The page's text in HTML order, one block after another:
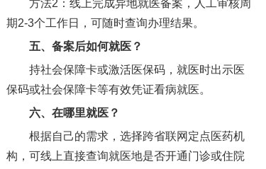
方法2：线上完成异地就医备案，人工审核周
期2-3个工作日，可随时查询办理结果。
五、备案后如何就医？
持社会保障卡或激活医保码，就医时出示医
保码或社会保障卡等有效凭证看病就医。
六、在哪里就医？
根据自己的需求，选择跨省联网定点医药机
构，可线上直接查询就医地是否开通门诊或住院